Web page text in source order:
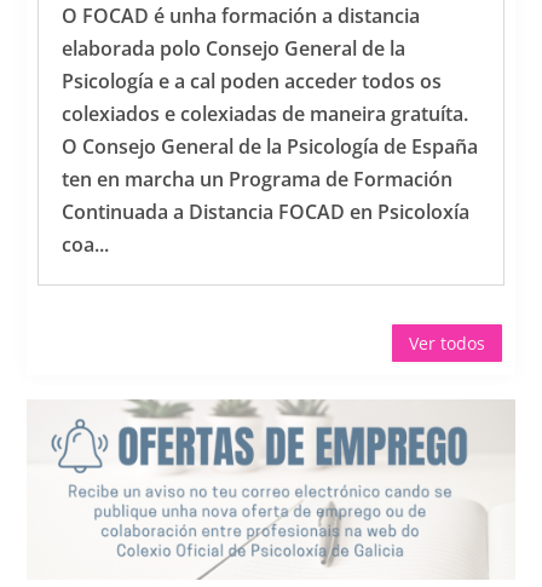
O FOCAD é unha formación a distancia
elaborada polo Consejo General de la
Psicología e a cal poden acceder todos os
colexiados e colexiadas de maneira gratuíta.
O Consejo General de la Psicología de España
ten en marcha un Programa de Formación
Continuada a Distancia FOCAD en Psicoloxía
coa...
Ver todos